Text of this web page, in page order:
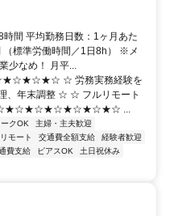
間 平均勤務日数：1ヶ月あた
（標準労働時間／1日8h） ※メ
少なめ！ 月平...
☆ 労務実務経験を
、年末調整 ☆ ☆ フルリモート
...
クOK
主婦・主夫歓迎
モート 交通費全額支給
経験者歓迎
費支給 ピアスOK
土日祝休み